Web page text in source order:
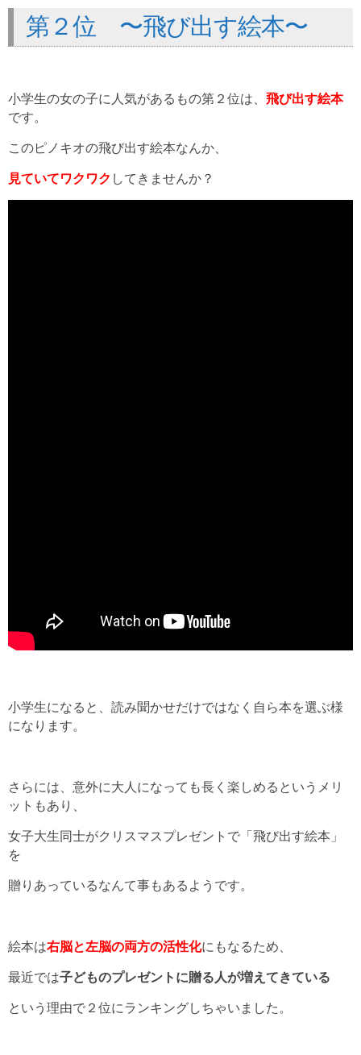
第２位 〜飛び出す絵本〜
小学生の女の子に人気があるもの第２位は、 飛び出す絵本
です。
このピノキオの飛び出す絵本なんか、
見ていてワクワク してきませんか？
小学生になると、読み聞かせだけではなく自ら本を選ぶ様
になります。
さらには、意外に大人になっても長く楽しめるというメリ
ットもあり、
女子大生同士がクリスマスプレゼントで「飛び出す絵本」
を
贈りあっているなんて事もあるようです。
絵本は右脳と左脳の両方の活性化にもなるため、
最近では子どものプレゼントに贈る人が増えてきている
という理由で２位にランキングしちゃいました。